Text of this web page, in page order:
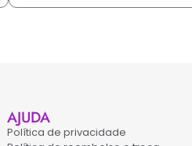
AJUDA
Política de privacidade